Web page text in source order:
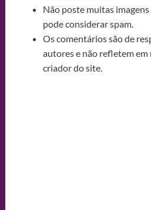
Não poste muitas
pode considerar spam.
Os comentários são de
autores e não refletem em
criador do site.